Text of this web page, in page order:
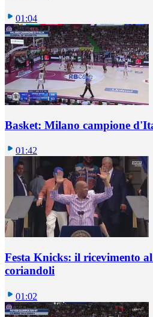
01:04
Basket: Milano campione
01:42
Festa Knicks: il ricevimento
coriandoli
01:02